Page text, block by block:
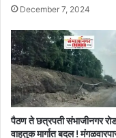
December 7, 2024
पैठण ते छत्रपती संभाजीनगर
वाहतुक मार्गात बदल !